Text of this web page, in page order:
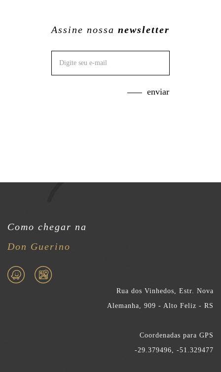
Assine nossa newsletter
enviar
Como chegar na
Don Guerino
Rua dos Vinhedos, Estr. Nova
Alemanha, 909 - Alto Feliz - RS
Coordenadas para GPS
-29.379496, -51.329477